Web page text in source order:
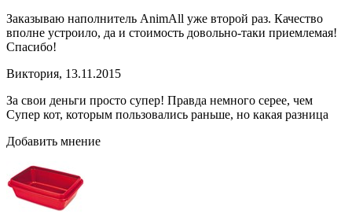
Заказываю наполнитель AnimAll уже второй раз. Качество
вполне устроило, да и стоимость довольно-таки приемлемая!
Спасибо!
Виктория, 13.11.2015
За свои деньги просто супер! Правда немного серее, чем
Супер кот, которым пользовались раньше, но какая разница
Добавить мнение